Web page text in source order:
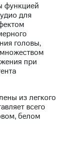
функцией
для
головы,
при
из легкого
всего
белом